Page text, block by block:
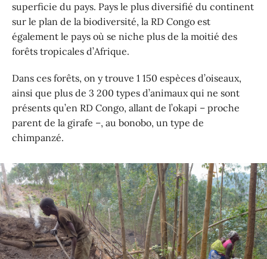
superficie du pays. Pays le plus diversifié du continent
sur le plan de la biodiversité, la RD Congo est
également le pays où se niche plus de la moitié des
forêts tropicales d’Afrique.
Dans ces forêts, on y trouve 1 150 espèces d’oiseaux,
ainsi que plus de 3 200 types d’animaux qui ne sont
présents qu’en RD Congo, allant de l’okapi – proche
parent de la girafe –, au bonobo, un type de
chimpanzé.